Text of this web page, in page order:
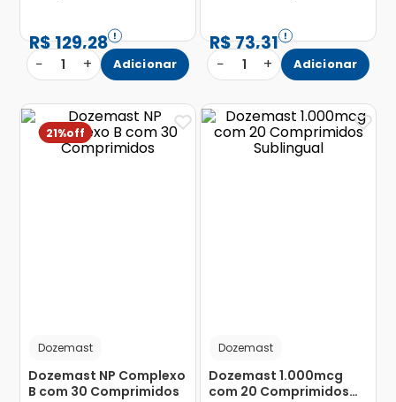
R$129,28
− 1 + Adicionar
R$73,31
− 1 + Adicionar
21%
Dozemast
Dozemast NP Complexo
B com 30 Comprimidos
Dozemast
Dozemast 1.000mcg
com 20 Comprimidos